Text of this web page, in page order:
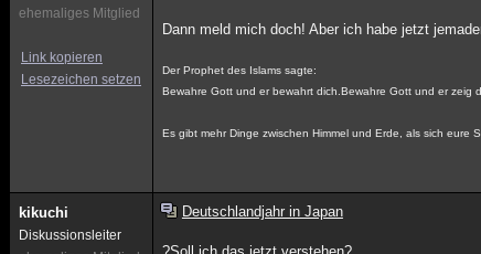
ehemaliges Mitglied
Link kopieren
Lesezeichen setzen
Dann meld mich doch! Aber ich habe jetzt
Der Prophet des Islams sagte:
Bewahre Gott und er bewahrt dich.Bewahre Gott und er zeig
Es gibt mehr Dinge zwischen Himmel und Erde, als sich eure
kikuchi
Diskussionsleiter
Deutschlandjahr in Japan